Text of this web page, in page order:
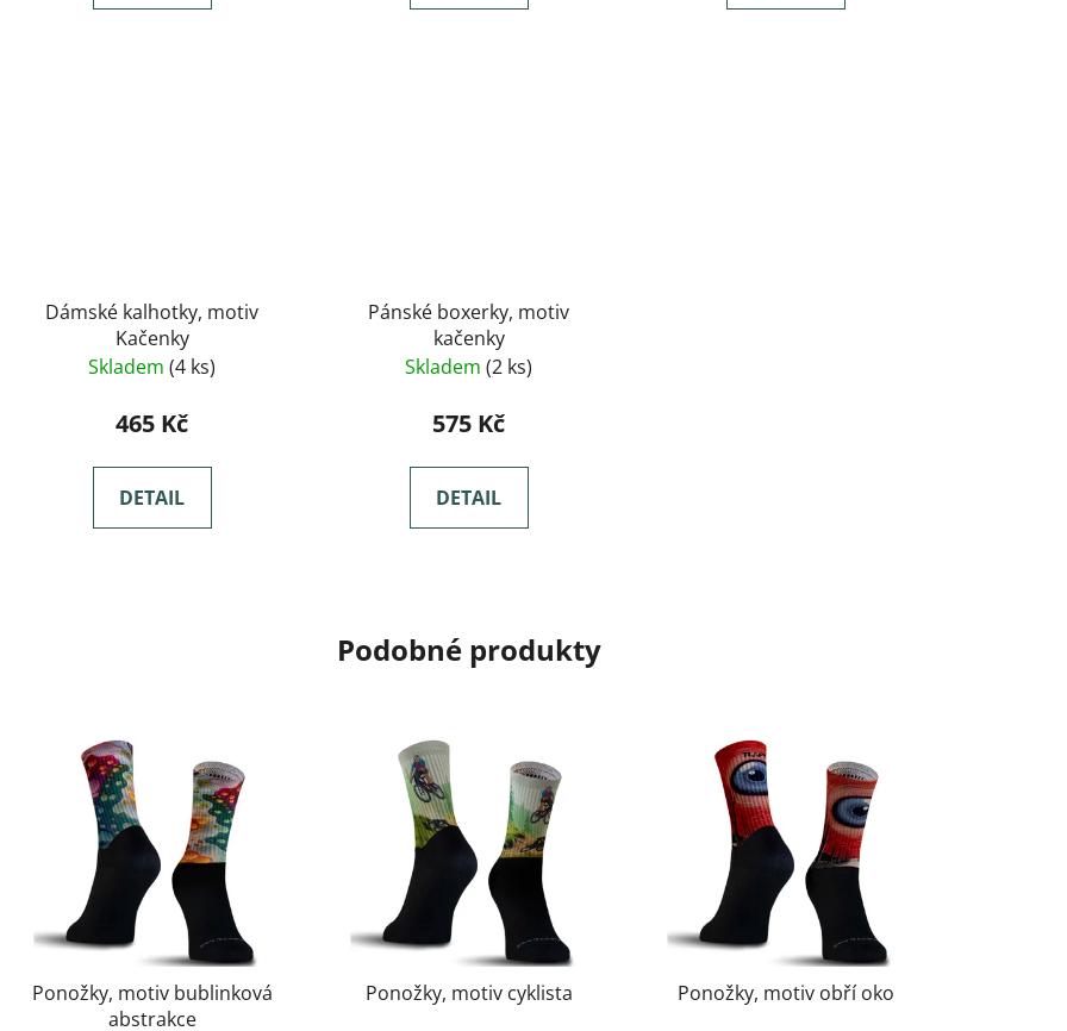
Dámské kalhotky, motiv
Kačenky
Skladem(4 ks)
465 Kč
DETAIL
Pánské boxerky, motiv
kačenky
Skladem(2 ks)
575 Kč
DETAIL
Podobné produkty
Ponožky, motiv bublinková
abstrakce
Ponožky, motiv cyklista Ponožky, motiv obří oko